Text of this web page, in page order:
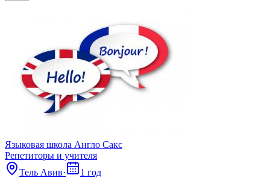
Языковая школа Англо Сакс
Репетиторы и учителя
Тель Авив·
1 год